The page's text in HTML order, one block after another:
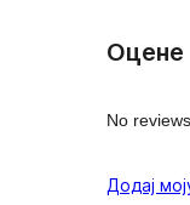
Оцене
No
Додај